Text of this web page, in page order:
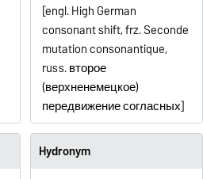
[engl. High German
consonant shift, frz. Seconde
mutation consonantique,
russ. второе
(верхненемецкое)
передвижение согласных]
Hydronym